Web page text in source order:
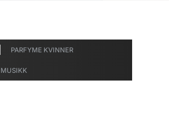
PARFYME KVINNER
MUSIKK